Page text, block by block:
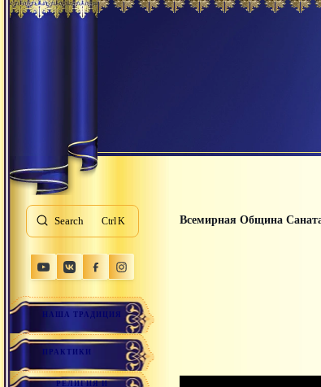
Search K
НАША ТРАДИЦИЯ
ПРАКТИКИ
РЕЛИГИЯ И
Всемирная Община